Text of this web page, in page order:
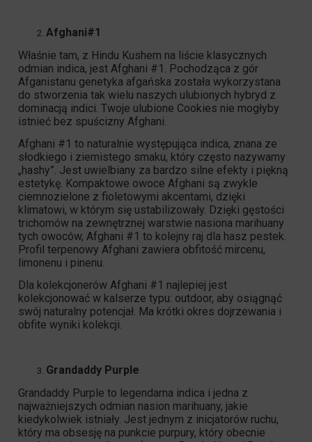
Afghani#1
Właśnie tam, z Hindu Kushem na liście klasycznych
odmian indica, jest Afghani #1 . Pochodząca z gór
Afganistanu genetyka afgańska została wykorzystana
do stworzenia tak wielu naszych ulubionych hybryd z
dominacją indici. Twoje ulubione Cookies nie mogłyby
istnieć bez spuścizny Afghani.
Afghani #1 to naturalnie występująca indica, znana ze
słodkiego i ziemistego smaku, który często nazywamy
„hashy”. Jest uwielbiany za bardzo silne efekty i piękną
estetykę. Kompaktowe owoce Afghani są zwykle
ciemnozielone z fioletowymi akcentami, dzięki
klimatowi, w którym się ustabilizowały. Dzięki gęstości
trichomów na zewnętrznej warstwie nasiona marihuany
tych owoców, Afghani #1 to kolejny raj dla hasz pestek.
Profil terpenowy Afghani zawiera obfitość mircenu,
limonenu i pinenu.
Dla kolekcjonerów Afghani #1 najlepiej jest
kolekcjonować w kalserze typu: outdoor, aby osiągnąć
swój naturalny potencjał. Ma krótki okres dojrzewania i
obfite wyniki kolekcji.
Grandaddy Purple
Grandaddy Purple to legendarna indica i jedna z
najważniejszych odmian nasion marihuany, jakie
kiedykolwiek istniały. Jest jednym z inicjatorów ruchu,
który ma obsesję na punkcie purpury, który obecnie